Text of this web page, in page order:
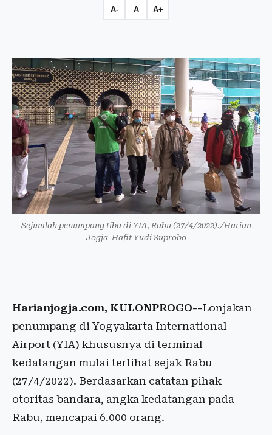
A- A A+
Sejumlah penumpang tiba di YIA, Rabu (27/4/2022)./Harian
Jogja-Hafit Yudi Suprobo
Harianjogja.com, KULONPROGO--Lonjakan
penumpang di Yogyakarta International
Airport (YIA) khususnya di terminal
kedatangan mulai terlihat sejak Rabu
(27/4/2022). Berdasarkan catatan pihak
otoritas bandara, angka kedatangan pada
Rabu, mencapai 6.000 orang.